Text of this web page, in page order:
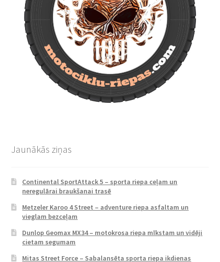
Jaunākās ziņas
Continental SportAttack 5 – sporta riepa ceļam un
neregulārai braukšanai trasē
Metzeler Karoo 4 Street – adventure riepa asfaltam un
vieglam bezceļam
Dunlop Geomax MX34 – motokrosa riepa mīkstam un vidēji
cietam segumam
Mitas Street Force – Sabalansēta sporta riepa ikdienas